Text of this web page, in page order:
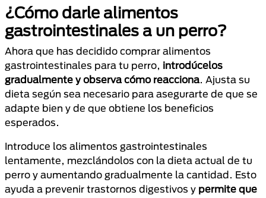
¿Cómo darle alimentos
gastrointestinales a un perro?
Ahora que has decidido comprar alimentos
gastrointestinales para tu perro, introdúcelos
gradualmente y observa cómo reacciona. Ajusta su
dieta según sea necesario para asegurarte de que se
adapte bien y de que obtiene los beneficios
esperados.
Introduce los alimentos gastrointestinales
lentamente, mezclándolos con la dieta actual de tu
perro y aumentando gradualmente la cantidad. Esto
ayuda a prevenir trastornos digestivos y permite que